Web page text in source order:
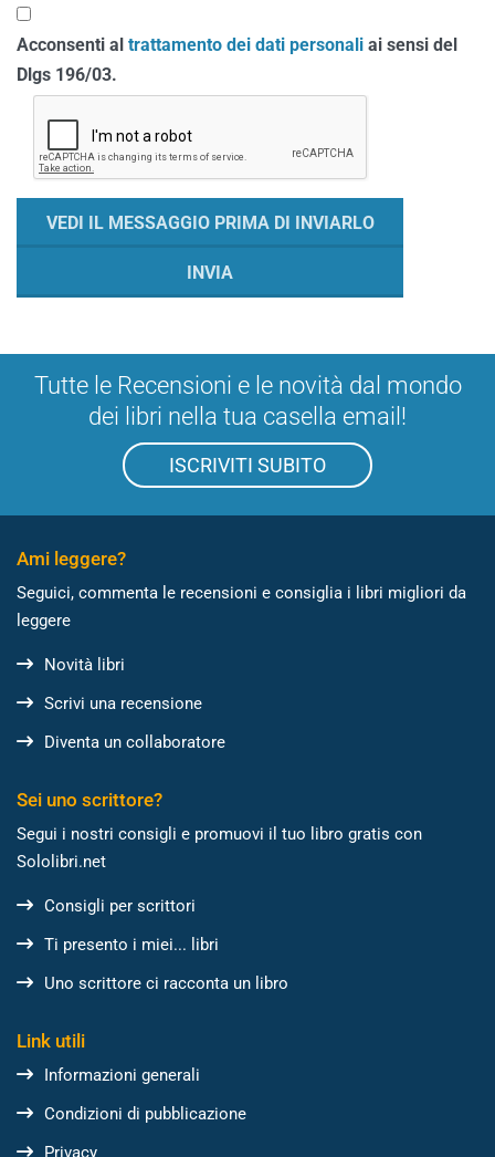
Acconsenti al trattamento dei dati personali ai sensi del
Dlgs 196/03.
Tutte le Recensioni e le novità dal mondo
dei libri nella tua casella email!
ISCRIVITI SUBITO
Ami leggere?
Seguici, commenta le recensioni e consiglia i libri migliori da
leggere
Novità libri
Scrivi una recensione
Diventa un collaboratore
Sei uno scrittore?
Segui i nostri consigli e promuovi il tuo libro gratis con
Sololibri.net
Consigli per scrittori
Ti presento i miei... libri
Uno scrittore ci racconta un libro
Link utili
Informazioni generali
Condizioni di pubblicazione
Privacy